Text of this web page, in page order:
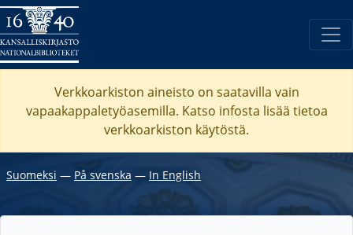
Verkkoarkiston aineisto on saatavilla vain
vapaakappaletyöasemilla. Katso infosta lisää tietoa
verkkoarkiston käytöstä.
Suomeksi ― På svenska ― In English